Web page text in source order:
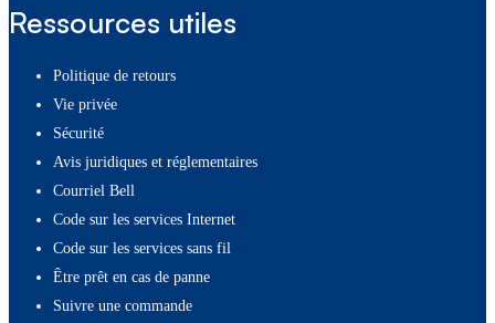
Ressources utiles
Politique de retours
Vie privée
Sécurité
Avis juridiques et réglementaires
Courriel Bell
Code sur les services Internet
Code sur les services sans fil
Être prêt en cas de panne
Suivre une commande